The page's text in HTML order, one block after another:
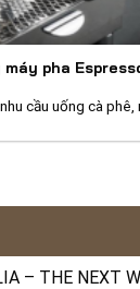
pha
cầu uống cà
– THE NEXT